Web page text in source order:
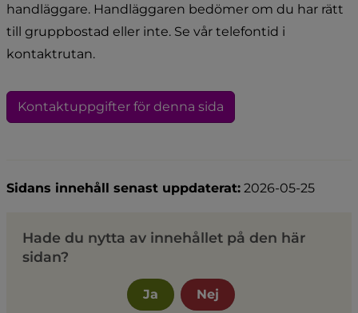
handläggare. Handläggaren bedömer om du har rätt
till gruppbostad eller inte. Se vår telefontid i
kontaktrutan.
Kontaktuppgifter för denna sida
Sidans innehåll senast uppdaterat: 2026-05-25
Hade du nytta av innehållet på den här
sidan?
Ja Nej